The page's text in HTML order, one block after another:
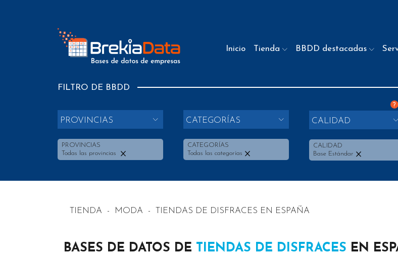
Inicio Tienda BBDD destacadas
FILTRO DE BBDD
PROVINCIAS
PROVINCIAS
Todas las provincias
CATEGORÍAS
CATEGORÍAS
Todas las categorías
?
CALIDAD
CALIDAD
Base Estándar
TIENDA - MODA - TIENDAS DE DISFRACES EN ESPAÑA
BASES DE DATOS DE TIENDAS DE DISFRACES EN